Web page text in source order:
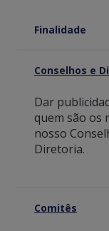
Finalidade
Conselhos e
Dar
quem são os
nosso
Diretoria.
Comitês